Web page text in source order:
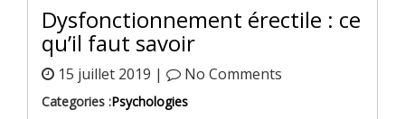
Dysfonctionnement érectile : ce
qu’il faut savoir
15 juillet 2019 | No Comments
Categories :Psychologies